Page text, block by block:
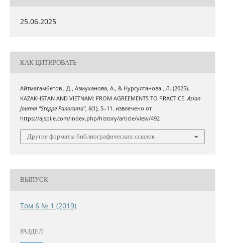
25.06.2025
КАК ЦИТИРОВАТЬ
Айтмагамбетов , Д., Азмуханова, А., & Нурсултанова , Л. (2025).
KAZAKHSTAN AND VIETNAM: FROM AGREEMENTS TO PRACTICE.Asian
Journal "Steppe Panorama", 6(1), 5–11. извлечено от
https://ajspiie.com/index.php/history/article/view/492
Другие форматы библиографических ссылок
ВЫПУСК
Том 6 № 1 (2019)
РАЗДЕЛ